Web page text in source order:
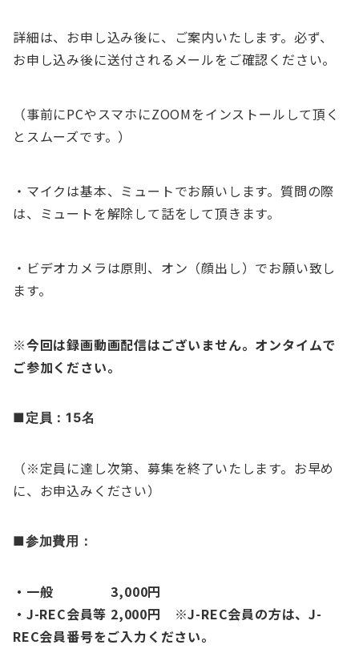
詳細は、お申し込み後に、ご案内いたします。必ず、
お申し込み後に送付されるメールをご確認ください。
（事前にPCやスマホにZOOMをインストールして頂く
とスムーズです。）
・マイクは基本、ミュートでお願いします。質問の際
は、ミュートを解除して話をして頂きます。
・ビデオカメラは原則、オン（顔出し）でお願い致し
ます。
※今回は録画動画配信はございません。オンタイムで
ご参加ください。
■ 定員：15名
（※定員に達し次第、募集を終了いたします。お早め
に、お申込みください）
■参加費用 ：
・一般 3,000円
・J-REC会員等 2,000円 ※J-REC会員の方は、J-
REC会員番号をご入力ください。